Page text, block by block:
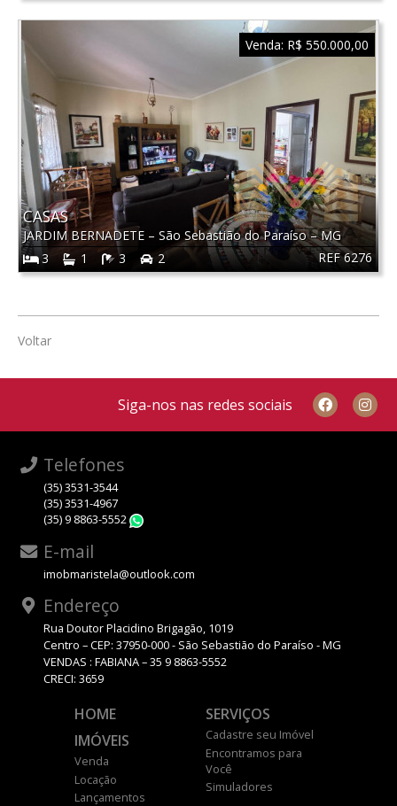
REF 6276
CASAS
JARDIM BERNADETE – São Sebastião do Paraíso–MG
3
1 3 2
Venda: R$ 550.000,00
Voltar
Siga-nos nas redes sociais
Telefones
(35) 3531-3544
(35) 3531-4967
(35) 9 8863-5552
E-mail
imobmaristela@outlook.com
Endereço
Rua Doutor Placidino Brigagão, 1019
Centro – CEP: 37950-000 - São Sebastião do Paraíso - MG
VENDAS : FABIANA – 35 9 8863-5552
CRECI: 3659
HOME
IMÓVEIS
Venda
Locação
Lançamentos
SERVIÇOS
Cadastre seu Imóvel
Encontramos para
Você
Simuladores